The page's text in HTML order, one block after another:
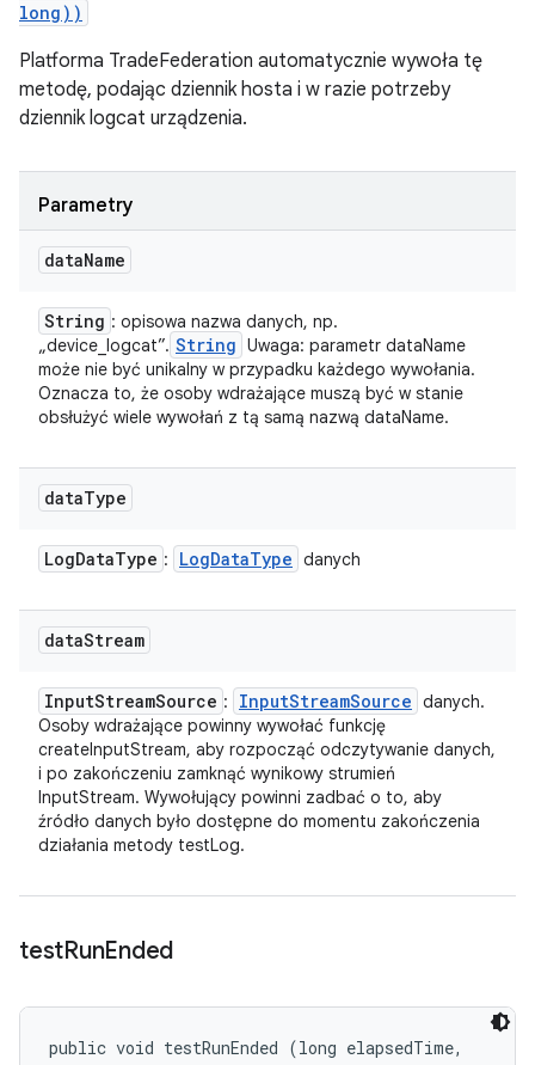
long))
Platforma TradeFederation automatycznie wywoła tę
metodę, podając dziennik hosta i w razie potrzeby
dziennik logcat urządzenia.
Parametry
dataName
String : opisowa nazwa danych, np.
„device_logcat”. String Uwaga: parametr dataName
może nie być unikalny w przypadku każdego wywołania.
Oznacza to, że osoby wdrażające muszą być w stanie
obsłużyć wiele wywołań z tą samą nazwą dataName.
dataType
LogDataType : LogDataType danych
dataStream
InputStreamSource : InputStreamSource danych.
Osoby wdrażające powinny wywołać funkcję
createInputStream, aby rozpocząć odczytywanie danych,
i po zakończeniu zamknąć wynikowy strumień
InputStream. Wywołujący powinni zadbać o to, aby
źródło danych było dostępne do momentu zakończenia
działania metody testLog.
testRunEnded
public void testRunEnded (long elapsedTime,